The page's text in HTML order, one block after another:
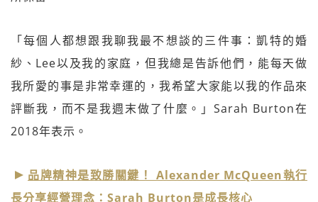
「每個人都想跟我聊我最不想談的三件事：凱特的婚
紗、Lee以及我的家庭，但我總是告訴他們，能每天做
我所愛的事是非常幸運的，我希望大家能以我的作品來
評斷我，而不是我週末做了什麼。」Sarah Burton在
2018年表示。
品牌精神是致勝關鍵！ Alexander McQueen執行
長分享經營理念：Sarah Burton是成長核心